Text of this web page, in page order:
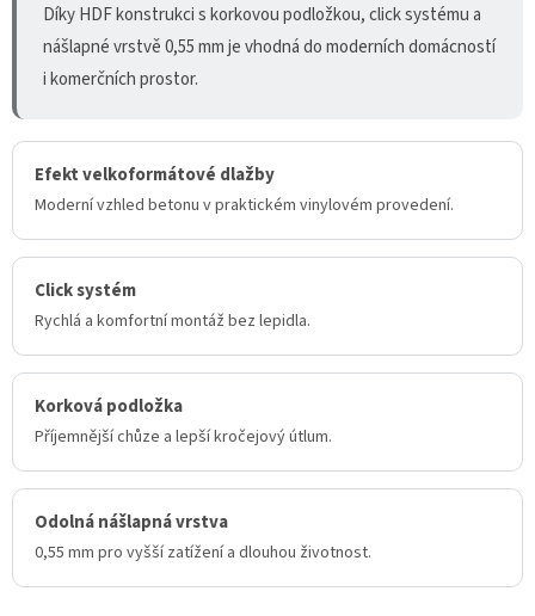
Díky HDF konstrukci s korkovou podložkou, click systému a
nášlapné vrstvě 0,55 mm je vhodná do moderních domácností
i komerčních prostor.
Efekt velkoformátové dlažby
Moderní vzhled betonu v praktickém vinylovém provedení.
Click systém
Rychlá a komfortní montáž bez lepidla.
Korková podložka
Příjemnější chůze a lepší kročejový útlum.
Odolná nášlapná vrstva
0,55 mm pro vyšší zatížení a dlouhou životnost.